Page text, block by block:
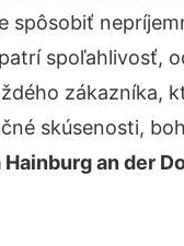
spôsobiť
spoľahlivosť,
zákazníka,
skúsenosti,
an der